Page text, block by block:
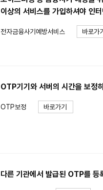
이상의 서비스를 가입하셔야 인
전자금융사기예방서비스 바로가기
OTP기기와 서버의 시간을 보정
OTP보정 바로가기
다른 기관에서 발급된 OTP를 등